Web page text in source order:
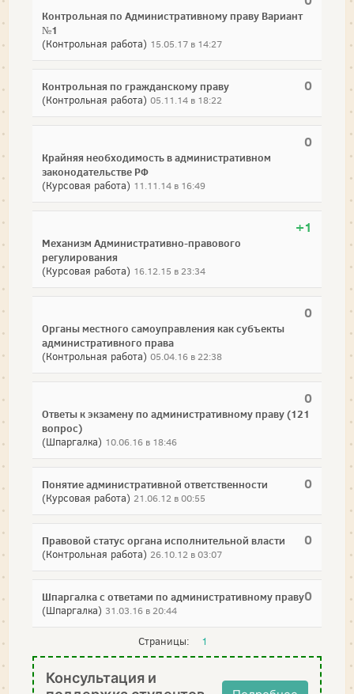
Контрольная по Административному праву Вариант
№1
(Контрольная работа) 15.05.17 в 14:27
0
Контрольная по гражданскому праву
(Контрольная работа) 05.11.14 в 18:22
0
Крайняя необходимость в административном
законодательстве РФ
(Курсовая работа) 11.11.14 в 16:49
+1
Механизм Административно-правового
регулирования
(Курсовая работа) 16.12.15 в 23:34
0
Органы местного самоуправления как субъекты
административного права
(Контрольная работа) 05.04.16 в 22:38
0
Ответы к экзамену по административному праву (121
вопрос)
(Шпаргалка) 10.06.16 в 18:46
0
Понятие административной ответственности
(Курсовая работа) 21.06.12 в 00:55
0
Правовой статус органа исполнительной власти
(Контрольная работа) 26.10.12 в 03:07
0
Шпаргалка с ответами по административному праву
(Шпаргалка) 31.03.16 в 20:44
Страницы: 1
Консультация и